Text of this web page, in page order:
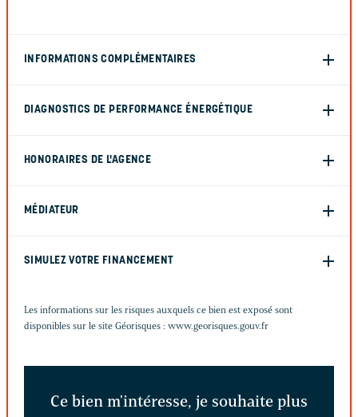
INFORMATIONS COMPLÉMENTAIRES
DIAGNOSTICS DE PERFORMANCE ÉNERGÉTIQUE
HONORAIRES DE L'AGENCE
MÉDIATEUR
SIMULEZ VOTRE FINANCEMENT
Les informations sur les risques auxquels ce bien est exposé sont
disponibles sur le site Géorisques : www.georisques.gouv.fr
Ce bien m'intéresse, je souhaite plus